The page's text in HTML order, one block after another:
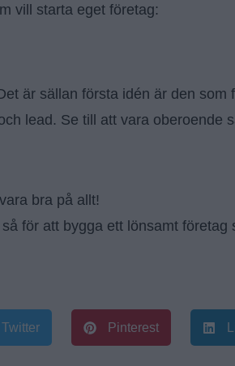
vill starta eget företag:
är sällan första idén är den som
lead. Se till att vara oberoende
bra på allt!
för att bygga ett lönsamt
Twitter Pinterest